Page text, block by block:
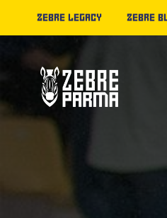
ZEBRE LEGACY ZEBRE